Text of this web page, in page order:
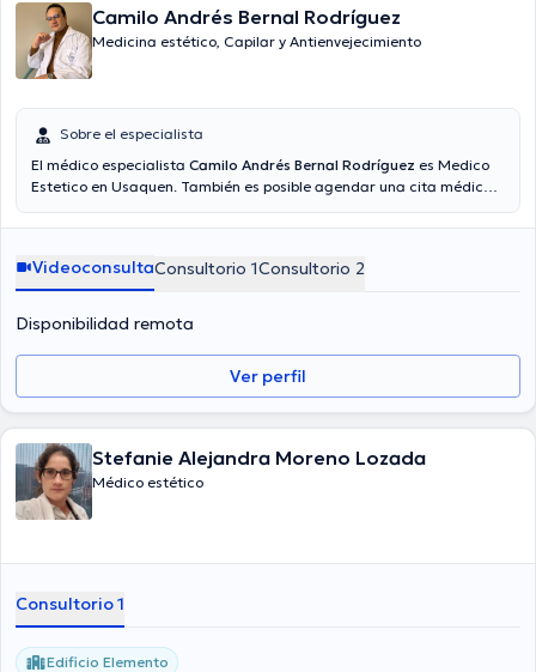
Camilo Andrés Bernal Rodríguez
Medicina estético, Capilar y Antienvejecimiento
Sobre el especialista
El médico especialista Camilo Andrés Bernal Rodríguez es Medico
Estetico en Usaquen. También es posible agendar una cita médica
Andrés Bernal Rodríguez es de $120000. En su consultorio abarca
ojos, Mesoterapia.
VideoconsultaConsultorio 1Consultorio 2
Disponibilidad remota
Ver perfil
Stefanie Alejandra Moreno Lozada
Médico estético
Consultorio 1
Edificio Elemento